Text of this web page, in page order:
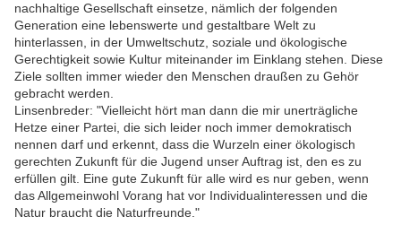
nachhaltige Gesellschaft einsetze, nämlich der folgenden
Generation eine lebenswerte und gestaltbare Welt zu
hinterlassen, in der Umweltschutz, soziale und ökologische
Gerechtigkeit sowie Kultur miteinander im Einklang stehen. Diese
Ziele sollten immer wieder den Menschen draußen zu Gehör
gebracht werden.
Linsenbreder: "Vielleicht hört man dann die mir unerträgliche
Hetze einer Partei, die sich leider noch immer demokratisch
nennen darf und erkennt, dass die Wurzeln einer ökologisch
gerechten Zukunft für die Jugend unser Auftrag ist, den es zu
erfüllen gilt. Eine gute Zukunft für alle wird es nur geben, wenn
das Allgemeinwohl Vorang hat vor Individualinteressen und die
Natur braucht die Naturfreunde."